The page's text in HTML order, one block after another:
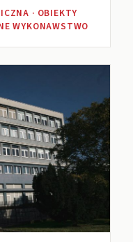
· OBIEKTY
WYKONAWSTWO